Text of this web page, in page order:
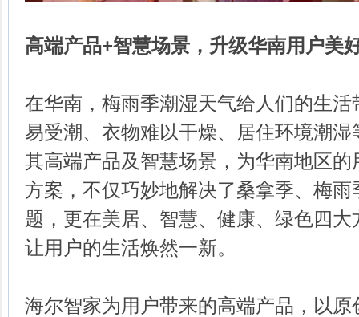
高端产品+智慧场景，升级华南用户美
在华南，梅雨季潮湿天气给人们的生
易受潮、衣物难以干燥、居住环境潮
其高端产品及智慧场景，为华南地区
方案，不仅巧妙地解决了桑拿季、梅
题，更在美居、智慧、健康、绿色四
让用户的生活焕然一新。
海尔智家为用户带来的高端产品，以